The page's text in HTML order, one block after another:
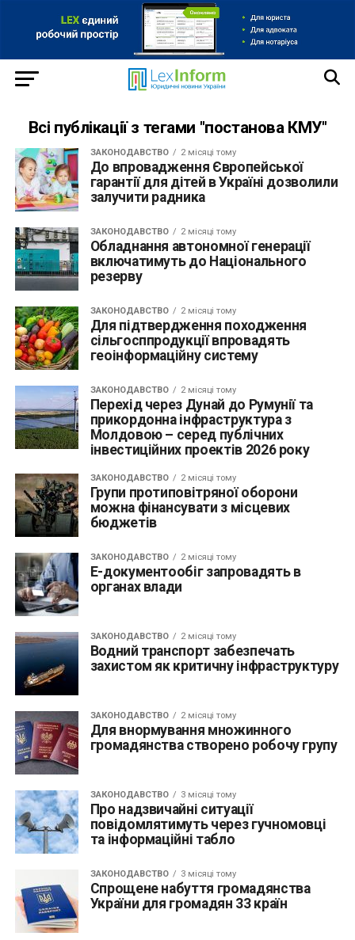
Всі публікації з тегами "постанова КМУ"
ЗАКОНОДАВСТВО 2 місяці тому
До впровадження Європейської
гарантії для дітей в Україні дозволили
залучити радника
ЗАКОНОДАВСТВО 2 місяці тому
Обладнання автономної генерації
включатимуть до Національного
резерву
ЗАКОНОДАВСТВО 2 місяці тому
Для підтвердження походження
сільгосппродукції впровадять
геоінформаційну систему
ЗАКОНОДАВСТВО 2 місяці тому
Перехід через Дунай до Румунії та
прикордонна інфраструктура з
Молдовою – серед публічних
інвестиційних проектів 2026 року
ЗАКОНОДАВСТВО 2 місяці тому
Групи протиповітряної оборони
можна фінансувати з місцевих
бюджетів
ЗАКОНОДАВСТВО 2 місяці тому
Е-документообіг запровадять в
органах влади
ЗАКОНОДАВСТВО 2 місяці тому
Водний транспорт забезпечать
захистом як критичну інфраструктуру
ЗАКОНОДАВСТВО 2 місяці тому
Для внормування множинного
громадянства створено робочу групу
ЗАКОНОДАВСТВО 3 місяці тому
Про надзвичайні ситуації
повідомлятимуть через гучномовці
та інформаційні табло
ЗАКОНОДАВСТВО 3 місяці тому
Спрощене набуття громадянства
України для громадян 33 країн